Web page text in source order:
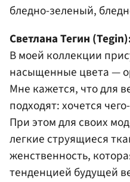
бледно-зеленый,
Светлана Тегин
В моей коллекции
насыщенные цвета —
Мне кажется, что для
подходят: хочется
При этом для своих
легкие струящиеся
женственность,
тенденцией будущей